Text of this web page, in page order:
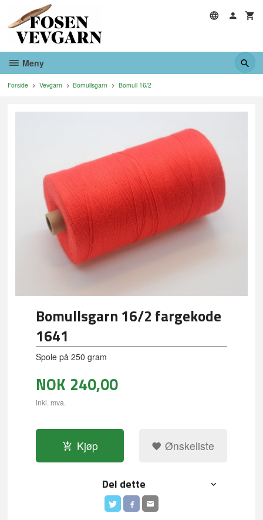
innholdet
Meny
Forside Vevgarn Bomullsgarn Bomull 16/2
Bomullsgarn 16/2 fargekode
1641
Spole på 250 gram
NOK 240,00
inkl. mva.
Kjøp Ønskeliste
Del dette